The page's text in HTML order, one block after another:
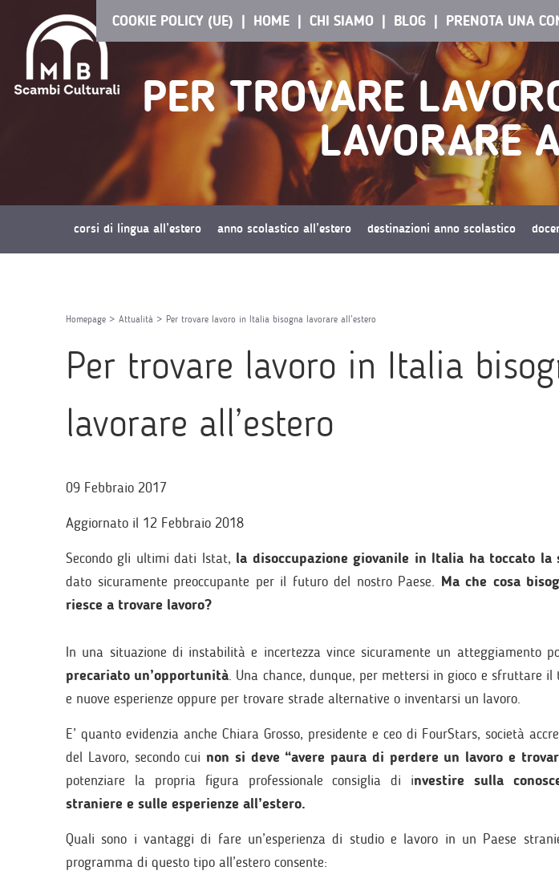
PRENOTA UNA
BLOG
CHI SIAMO
HOME
COOKIE POLICY (UE)
PER TROVARE
LAVORARE
corsi di lingua all’estero anno scolastico all’estero destinazioni anno scolastico
Homepage > Attualità > Per trovare lavoro in Italia bisogna lavorare all’estero
Per trovare lavoro in Italia
lavorare all’estero
09 Febbraio 2017
Aggiornato il 12 Febbraio 2018
Secondo gli ultimi dati Istat, la disoccupazione giovanile in Italia ha toccato la
dato sicuramente preoccupante per il futuro del nostro Paese. Ma che cosa
riesce a trovare lavoro?
In una situazione di instabilità e incertezza vince sicuramente un atteggiamento
precariato un’opportunità. Una chance, dunque, per mettersi in gioco e sfruttare il
e nuove esperienze oppure per trovare strade alternative o inventarsi un lavoro.
E’ quanto evidenzia anche Chiara Grosso, presidente e ceo di FourStars, società
del Lavoro, secondo cuinon si deve “avere paura di perdere un lavoro e
potenziare la propria figura professionale consiglia di investire sulla
straniere e sulle esperienze all’estero.
Quali sono i vantaggi di fare un’esperienza di studio e lavoro in un Paese
programma di questo tipo all’estero consente: